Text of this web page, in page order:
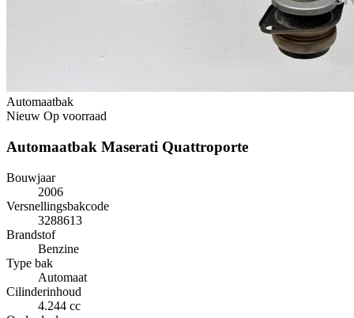
Automaatbak
Nieuw Op voorraad
Automaatbak Maserati Quattroporte
Bouwjaar
2006
Versnellingsbakcode
3288613
Brandstof
Benzine
Type bak
Automaat
Cilinderinhoud
4.244 cc